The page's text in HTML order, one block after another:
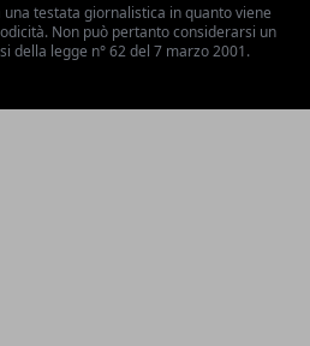
testata giornalistica in quanto viene
Non può pertanto considerarsi un
della legge n° 62 del 7 marzo 2001.